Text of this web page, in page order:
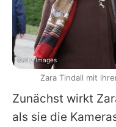
Zunächst wirkt
als sie die
Getty Images
Zara Tindall mit